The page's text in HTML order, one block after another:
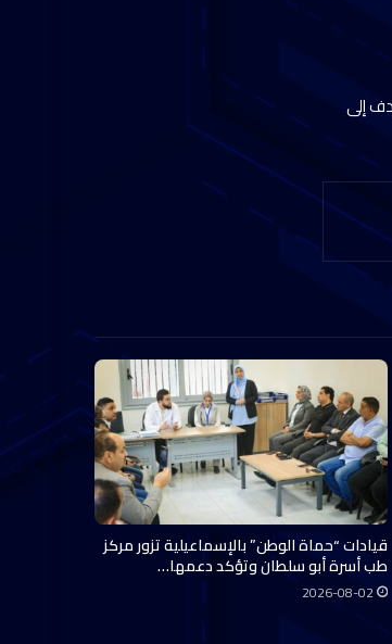
إلى
قيادات “حماة الوطن” بالإسماعيلية تزور مركز
طب أسرة أبو سلطان وتؤكد دعمها…
2026-08-02